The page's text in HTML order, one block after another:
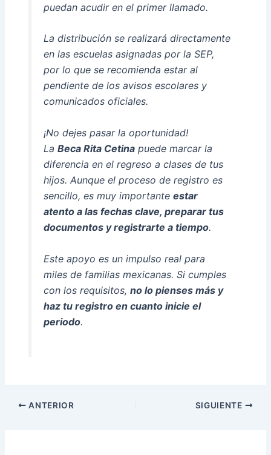
puedan acudir en el primer llamado.
La distribución se realizará directamente
en las escuelas asignadas por la SEP,
por lo que se recomienda estar al
pendiente de los avisos escolares y
comunicados oficiales.
¡No dejes pasar la oportunidad!
La Beca Rita Cetinapuede marcar la
diferencia en el regreso a clases de tus
hijos. Aunque el proceso de registro es
sencillo, es muy importante estar
atento a las fechas clave, preparar tus
documentos y registrarte a tiempo.
Este apoyo es un impulso real para
miles de familias mexicanas. Si cumples
con los requisitos, no lo pienses más y
haz tu registro en cuanto inicie el
periodo.
ANTERIOR SIGUIENTE